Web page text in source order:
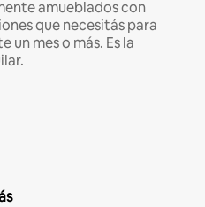
amueblados con
que necesitás para
mes o más. Es la